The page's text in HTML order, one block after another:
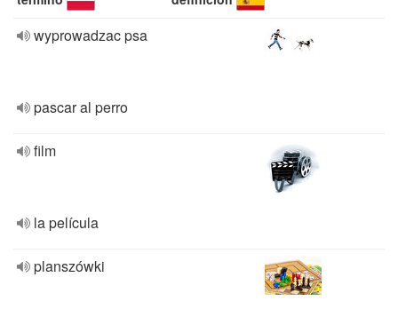
wyprowadzac psa
pascar al perro
film
la película
planszówki